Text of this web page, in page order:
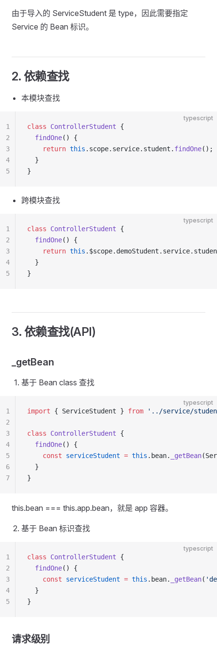
由于导入的 ServiceStudent 是 type，因此需要指定
Service 的 Bean 标识。
2. 依赖查找
本模块查找
typescript
class ControllerStudent {
  findOne
() {
    return
this .scope.service.student. findOne();
  }
}
1
2
3
4
5
跨模块查找
typescript
class ControllerStudent {
  findOne
() {
    return
this
  }
}
1
2
3
4
5
3. 依赖查找(API)
_getBean
基于 Bean class 查找
typescript
import { ServiceStudent } from '../service/
class ControllerStudent {
  findOne
() {
    const
serviceStudent = this .bean. _getBean
  }
}
1
2
3
4
5
6
7
this.bean === this.app.bean，就是 app 容器。
基于 Bean 标识查找
typescript
class ControllerStudent {
  findOne
() {
    const
serviceStudent = this .bean. _getBean(
  }
}
1
2
3
4
5
请求级别